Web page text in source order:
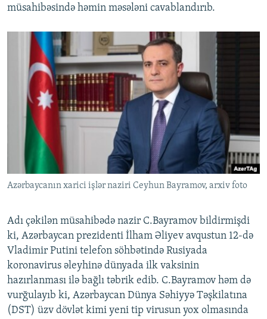
müsahibəsində həmin məsələni cavablandırıb.
Azərbaycanın xarici işlər naziri Ceyhun Bayramov, arxiv foto
Adı çəkilən müsahibədə nazir C.Bayramov bildirmişdi
ki, Azərbaycan prezidenti İlham Əliyev avqustun 12-də
Vladimir Putini telefon söhbətində Rusiyada
koronavirus əleyhinə dünyada ilk vaksinin
hazırlanması ilə bağlı təbrik edib. C.Bayramov həm də
vurğulayıb ki, Azərbaycan Dünya Səhiyyə Təşkilatına
(DST) üzv dövlət kimi yeni tip virusun yox olmasında